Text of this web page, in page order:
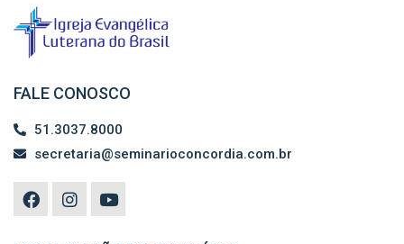
FALE CONOSCO
51.3037.8000
secretaria@seminarioconcordia.com.br